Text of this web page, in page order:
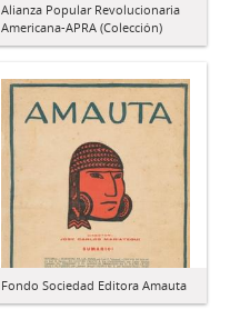
Alianza Popular Revolucionaria
Americana-APRA (Colección)
Fondo Sociedad Editora Amauta